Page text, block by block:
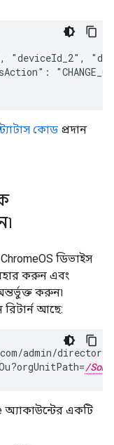
"deviceId_2",
কোড প্রদান
ডিভাইস
করুন এবং
করুন৷
আছে:
admin/directory/
=/
অ্যাকাউন্টের একটি